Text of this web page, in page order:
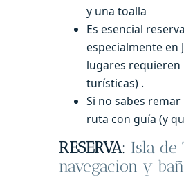
y una toalla
Es esencial
especialmente en
lugares requieren
turísticas) .
Si no sabes
ruta con guía (y
RESERVA: Isla de
navegacion y